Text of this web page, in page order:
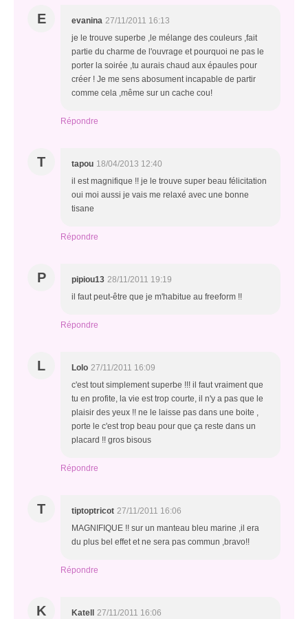
E evanina 27/11/2011 16:13
je le trouve superbe ,le mélange des couleurs ,fait
partie du charme de l'ouvrage et pourquoi ne pas le
porter la soirée ,tu aurais chaud aux épaules pour
créer ! Je me sens abosument incapable de partir
comme cela ,même sur un cache cou!
Répondre
T tapou 18/04/2013 12:40
il est magnifique !! je le trouve super beau félicitation
oui moi aussi je vais me relaxé avec une bonne
tisane
Répondre
P pipiou13 28/11/2011 19:19
il faut peut-être que je m'habitue au freeform !!
Répondre
L Lolo 27/11/2011 16:09
c'est tout simplement superbe !!! il faut vraiment que
tu en profite, la vie est trop courte, il n'y a pas que le
plaisir des yeux !! ne le laisse pas dans une boite ,
porte le c'est trop beau pour que ça reste dans un
placard !! gros bisous
Répondre
T tiptoptricot 27/11/2011 16:06
MAGNIFIQUE !! sur un manteau bleu marine ,il era
du plus bel effet et ne sera pas commun ,bravo!!
Répondre
K Katell
27/11/2011 16:06